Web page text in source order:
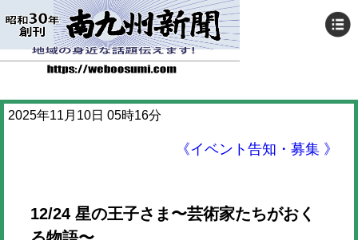
2025年11月10日 05時16分
《イベント告知・募集 》
12/24 星の王子さま〜芸術家たちがおく